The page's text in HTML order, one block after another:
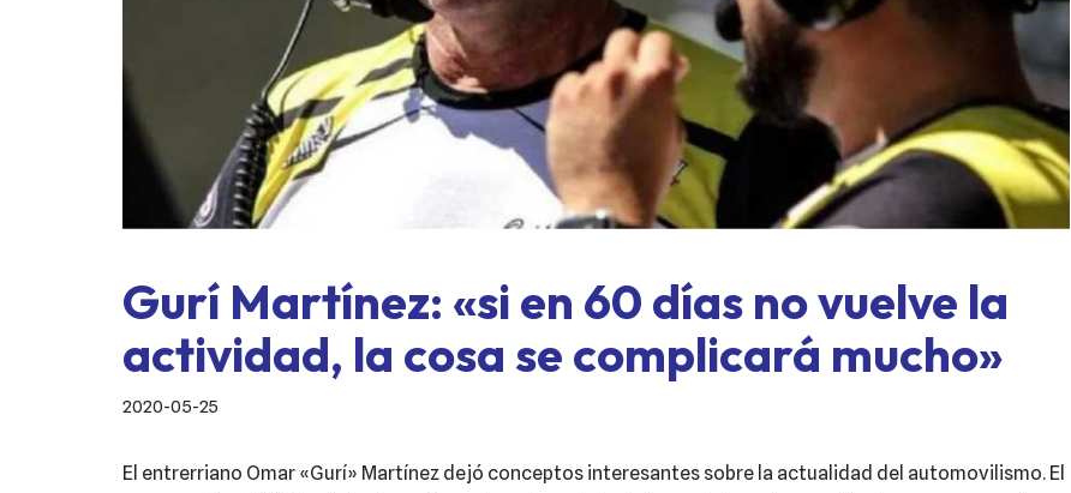
Gurí Martínez: «si en 60 días no vuelve la
actividad, la cosa se complicará mucho»
2020-05-25
El entrerriano Omar «Gurí» Martínez dejó conceptos interesantes sobre la actualidad del automovilismo. El